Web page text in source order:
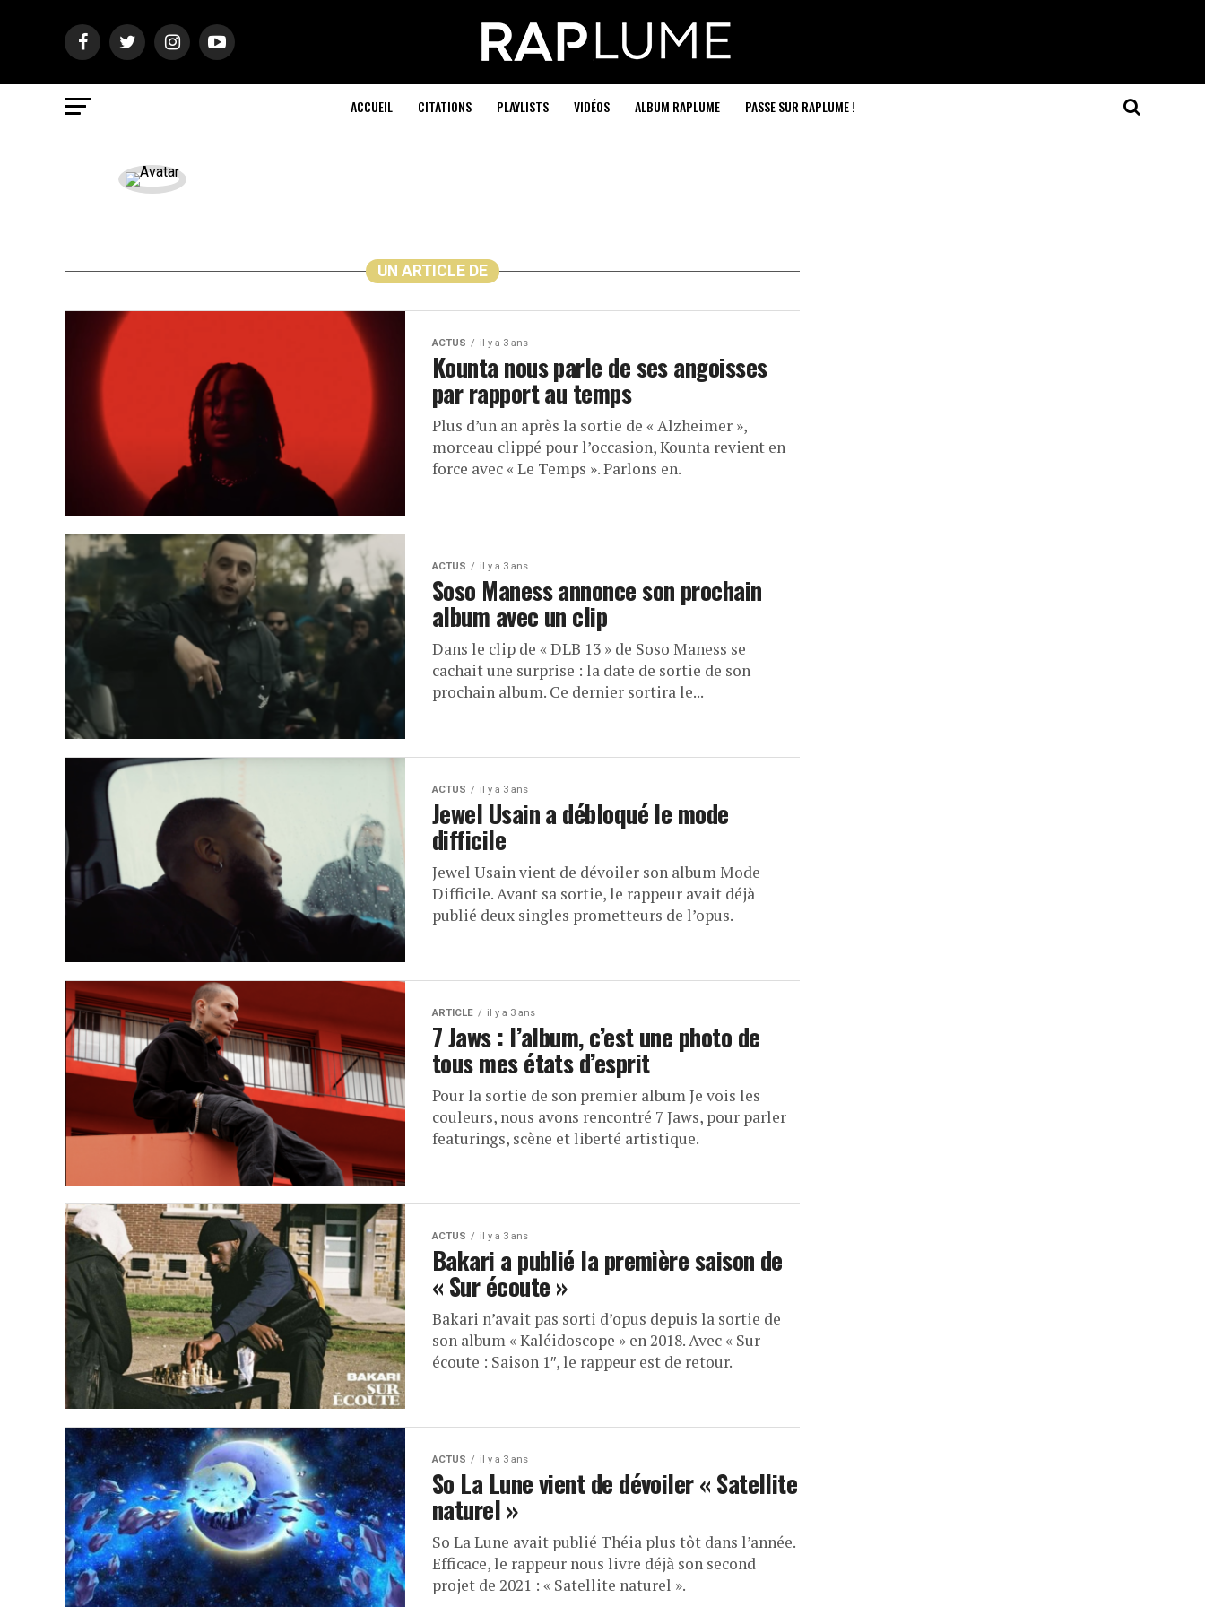
ACCUEIL CITATIONS PLAYLISTS VIDÉOS ALBUM RAPLUME PASSE SUR RAPLUME !
UN ARTICLE DE
ACTUS il y a 3 ans
Kounta nous parle de ses angoisses
par rapport au temps
Plus d’un an après la sortie de « Alzheimer »,
morceau clippé pour l’occasion, Kounta revient en
force avec « Le Temps ». Parlons en.
ACTUS il y a 3 ans
Soso Maness annonce son prochain
album avec un clip
Dans le clip de « DLB 13 » de Soso Maness se
cachait une surprise : la date de sortie de son
prochain album. Ce dernier sortira le...
ACTUS il y a 3 ans
Jewel Usain a débloqué le mode
difficile
Jewel Usain vient de dévoiler son album Mode
Difficile. Avant sa sortie, le rappeur avait déjà
publié deux singles prometteurs de l’opus.
ARTICLE il y a 3 ans
7 Jaws : l’album, c’est une photo de
tous mes états d’esprit
Pour la sortie de son premier album Je vois les
couleurs, nous avons rencontré 7 Jaws, pour parler
featurings, scène et liberté artistique.
ACTUS il y a 3 ans
Bakari a publié la première saison de
« Sur écoute »
Bakari n’avait pas sorti d’opus depuis la sortie de
son album « Kaléidoscope » en 2018. Avec « Sur
écoute : Saison 1″, le rappeur est de retour.
ACTUS il y a 3 ans
So La Lune vient de dévoiler « Satellite
naturel »
So La Lune avait publié Théia plus tôt dans l’année.
Efficace, le rappeur nous livre déjà son second
projet de 2021 : « Satellite naturel ».